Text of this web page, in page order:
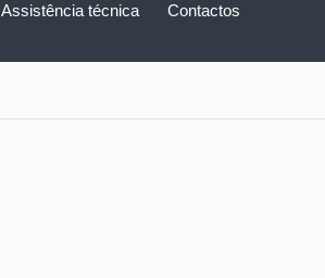
Assistência técnica Contactos